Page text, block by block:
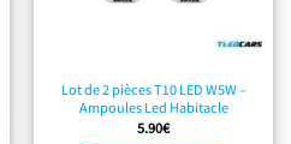
Lot de 2 pièces T10 LED W5W –
Ampoules Led Habitacle
5.90€